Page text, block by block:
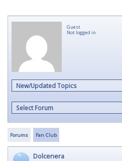
Guest
Not logged in
New/Updated Topics
Select Forum
Forums Fan Club
Dolcenera